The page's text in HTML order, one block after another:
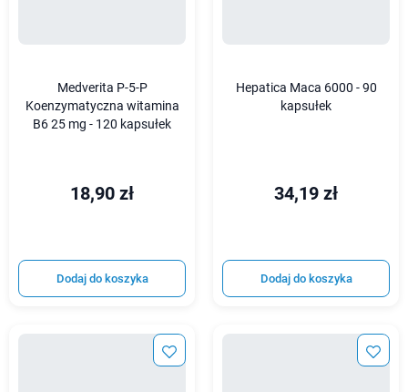
Medverita P-5-P
Koenzymatyczna witamina
B6 25 mg - 120 kapsułek
18,90 zł
Dodaj do koszyka
Hepatica Maca 6000 - 90
kapsułek
34,19 zł
Dodaj do koszyka